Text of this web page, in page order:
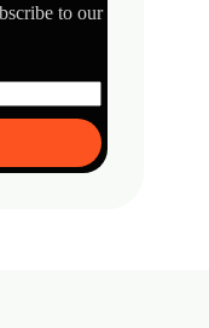
to our